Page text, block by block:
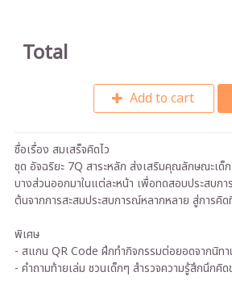
Total
Add to cart
ชื่อเรื่อง สมเสร็จคิดไว
ชุด อัจฉริยะ 7Q สาระหลัก ส่งเสริมคุณลักษณะเด็
บางส่วนออกมาในแต่ละหน้า เพื่อทดสอบประสบ
ต้นจากการสะสมประสบการณ์หลากหลาย สู่การคิ
พิเศษ
- สแกน QR Code ฝึกทำกิจกรรมต่อยอดจากนิทา
- คำถามท้ายเล่ม ชวนเด็กๆ สำรวจความรู้สึกนึกคิ